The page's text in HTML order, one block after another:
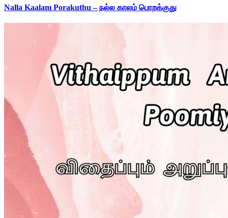
Nalla Kaalam Porakuthu – நல்ல காலம் பொறக்குது